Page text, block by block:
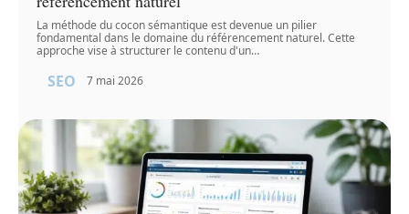
La méthode du cocon sémantique est devenue un pilier
fondamental dans le domaine du référencement naturel. Cette
approche vise à structurer le contenu d'un…
SEO 7 mai 2026